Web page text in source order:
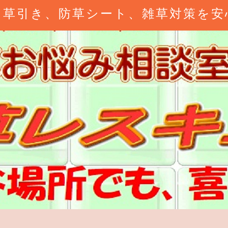
引き、防草シート、雑草対策を